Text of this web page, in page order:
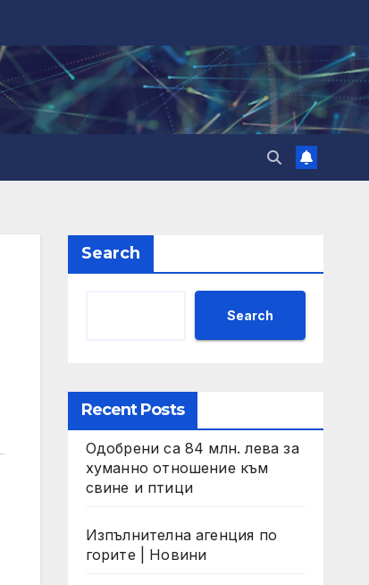
Search
Search
Recent Posts
Одобрени са 84 млн. лева за
хуманно отношение към
свине и птици
Изпълнителна агенция по
горите | Новини